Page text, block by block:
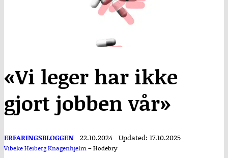
«Vi leger har ikke
gjort jobben vår»
ERFARINGSBLOGGEN 22.10.2024 Updated: 17.10.2025
Vibeke Heiberg Knagenhjelm–Hodebry